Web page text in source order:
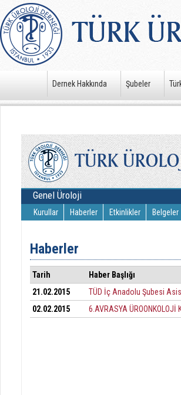
Dernek Hakkında Şubeler
Genel Üroloji
Kurullar Haberler Etkinlikler Belgeler
Haberler
Tarih
Haber Başlığı
21.02.2015
TÜD İç Anadolu Şubesi
02.02.2015
6.AVRASYA ÜROONKOLOJİ